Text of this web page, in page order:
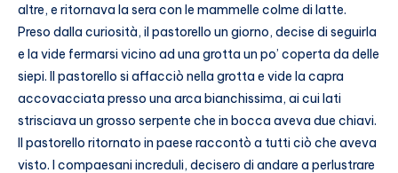
altre, e ritornava la sera con le mammelle colme di latte.
Preso dalla curiosità, il pastorello un giorno, decise di seguirla
e la vide fermarsi vicino ad una grotta un po’ coperta da delle
siepi. Il pastorello si affacciò nella grotta e vide la capra
accovacciata presso una arca bianchissima, ai cui lati
strisciava un grosso serpente che in bocca aveva due chiavi.
Il pastorello ritornato in paese raccontò a tutti ciò che aveva
visto. I compaesani increduli, decisero di andare a perlustrare